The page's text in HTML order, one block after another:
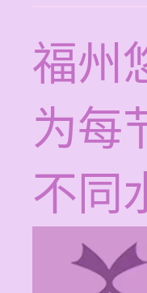
福州
为每
不同